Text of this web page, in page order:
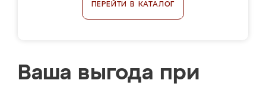
ПЕРЕЙТИ В КАТАЛОГ
Ваша выгода при